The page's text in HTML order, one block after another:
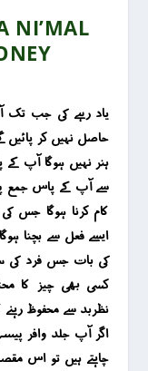
NI’MAL
یاد رہے کی جب تک
حاصل نہیں کر
ہنر نہیں ہوگا آپ
سے آپ کے پاس جمع
کام کرنا ہوگا جس
ایسے فعل سے بچنا
کی بات جس فرد کی
کسی بھی چیز کا
نظربد سے محفوظ رہنے
اگر آپ جلد وافر